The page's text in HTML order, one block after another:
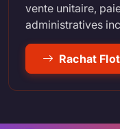
vente unitaire,
administratives
Rachat